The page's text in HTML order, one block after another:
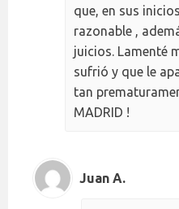
que, en sus
razonable ,
juicios. Lamenté
sufrió y que le
tan
MADRID !
Juan A.